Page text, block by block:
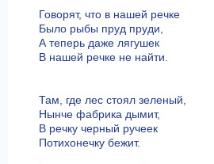
Говорят, что в нашей речке
Было рыбы пруд пруди,
А теперь даже лягушек
В нашей речке не найти.
Там, где лес стоял зеленый,
Нынче фабрика дымит,
В речку черный ручеек
Потихонечку бежит.